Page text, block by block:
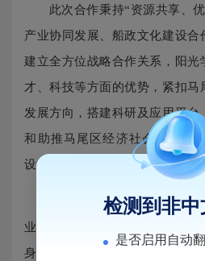
此次合作秉持“资源共享、
产业协同发展、船政文化建设
建立全方位战略合作关系，阳光
才、科技等方面的优势，紧扣马
发展方向，搭建科研及应用平台
和助推马尾区经济社会发展，
设、人才培养和科研成果转化。
福州市马尾区是中国近代
业、科技、高等教育的发源地之
身优势资源，共同开展船政文化
检测到非中
是否启用自动